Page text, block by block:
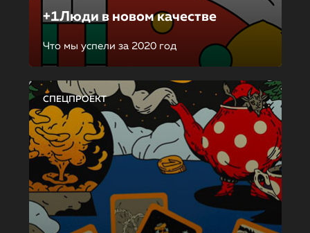
+1Люди в новом качестве
Что мы успели за 2020 год
СПЕЦПРОЕКТ